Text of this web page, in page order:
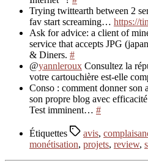
Trying twittearth between 2
fav start screaming… https://
Ask for advice: a client of
service that accepts JPG
& Diners. #
@yannleroux Consultez la
votre cartouchière est-elle
Conso : comment donner son
son propre blog avec
Test imminent… #
Étiquettes avis,
monétisation, projets, review,